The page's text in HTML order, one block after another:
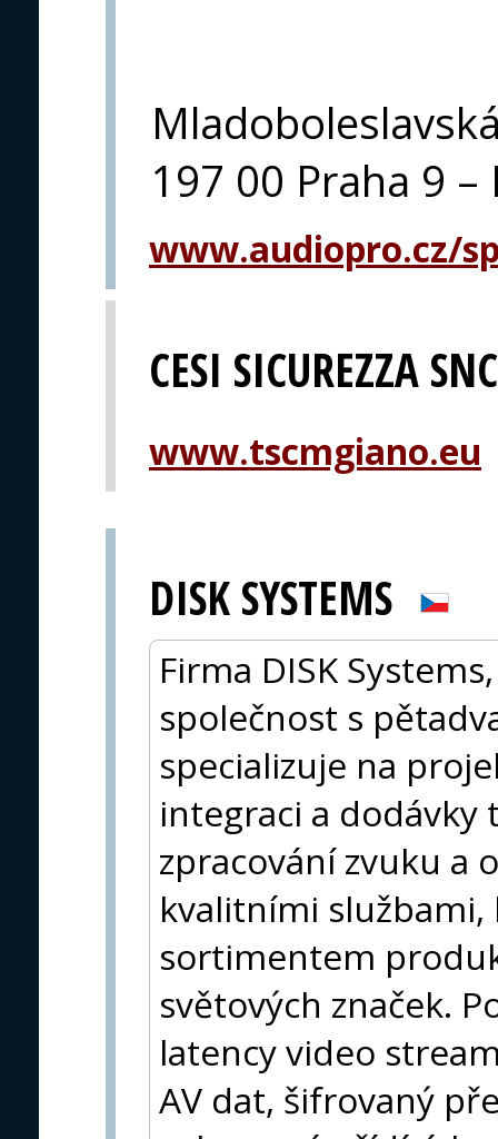
197 00 Praha 9 –
www.audiopro.cz/
CESI SICUREZZA SNC
www.tscmgiano.eu
DISK SYSTEMS
Firma DISK
společnost s
specializuje na
integraci a
zpracování zvuku a
kvalitními
sortimentem
světových značek.
latency video
AV dat, šifrovaný